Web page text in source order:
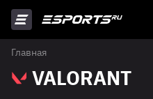
Главная
VALORANT